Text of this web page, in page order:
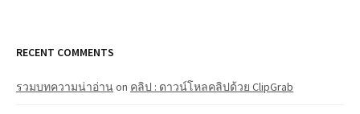
RECENT COMMENTS
รวมบทความน่าอ่านon คลิป : ดาวน์โหลคลิปด้วย ClipGrab